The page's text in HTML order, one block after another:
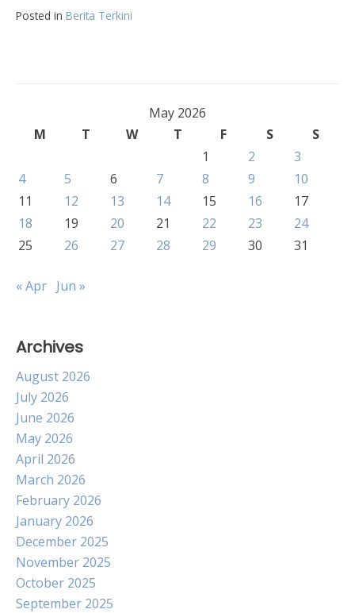
Posted in Berita Terkini
May 2026
M
T W T F S
S
1
2
3
4
5 6 7 8 9
10
11
12 13 14 15 16
17
18
19 20 21 22 23
24
25
26 27 28 29 30 31
« Apr Jun »
Archives
August 2026
July 2026
June 2026
May 2026
April 2026
March 2026
February 2026
January 2026
December 2025
November 2025
October 2025
September 2025